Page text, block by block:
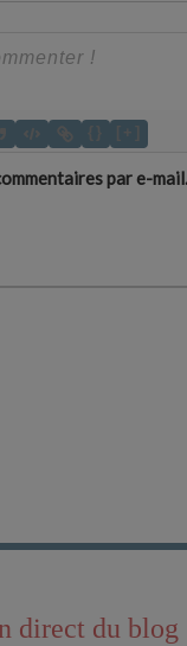
{} [+]
par e-mail.
direct du blog